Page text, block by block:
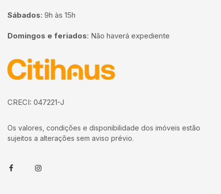
Sábados: 9h às 15h
Domingos e feriados: Não haverá expediente
Página inicial
CRECI: 047221-J
Os valores, condições e disponibilidade dos imóveis estão
sujeitos a alterações sem aviso prévio.
FacebookInstagram